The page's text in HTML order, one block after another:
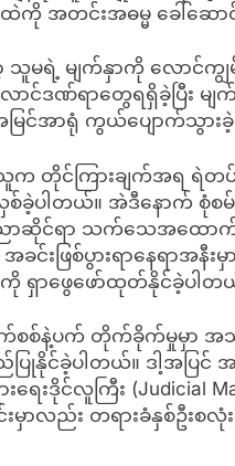
အတင်းအဓမ္မ ခေါ်ဆောင်
သူမရဲ့ မျက်နှာကို လောင်
ာင်ဒဏ်ရာတွေရရှိခဲ့ပြီး မျ
မြင်အာရုံ ကွယ်ပျောက်သွ
က တိုင်ကြားချက်အရ ရဲတ
င့်လှစ်ခဲ့ပါတယ်။ အဲဒီနော
ာဆိုင်ရာ သက်သေအထော
အခင်းဖြစ်ပွားရာနေရာအ
ာဖွေဖော်ထုတ်နိုင်ခဲ့ပါတ
စစ်နဲ့ပက် တိုက်ခိုက်မှုမှာ အ
ပြုနိုင်ခဲ့ပါတယ်။ ဒါ့အပြ
းဒိုင်လူကြီး (Judicial
မှာလည်း တရားခံနှစ်ဦး